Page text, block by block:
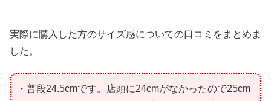
実際に購入した方のサイズ感についての口コミをまとめま
した。
・普段24.5cmです。店頭に24cmがなかったので25cm